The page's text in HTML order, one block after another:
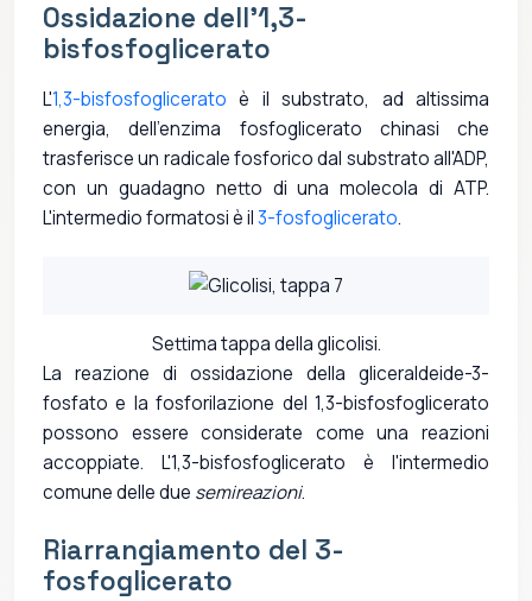
Ossidazione dell'1,3-
bisfosfoglicerato
L'1,3-bisfosfoglicerato è il substrato, ad altissima
energia, dell'enzima fosfoglicerato chinasi che
trasferisce un radicale fosforico dal substrato all'ADP,
con un guadagno netto di una molecola di ATP.
L'intermedio formatosi è il3-fosfoglicerato.
Settima tappa della glicolisi.
La reazione di ossidazione della gliceraldeide-3-
fosfato e la fosforilazione del 1,3-bisfosfoglicerato
possono essere considerate come una reazioni
accoppiate. L'1,3-bisfosfoglicerato è l'intermedio
comune delle due semireazioni.
Riarrangiamento del 3-
fosfoglicerato